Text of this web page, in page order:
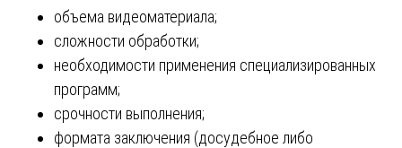
объема видеоматериала;
сложности обработки;
необходимости применения специализированных
программ;
срочности выполнения;
формата заключения (досудебное либо